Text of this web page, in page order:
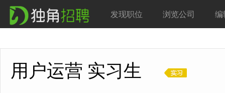
发现职位 浏览公司 编
用户运营 实习生